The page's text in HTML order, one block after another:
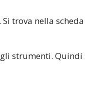
trova nella
strumenti. Quindi